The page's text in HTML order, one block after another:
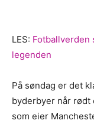
LES: Fotballverden
legenden
På søndag er det
byderbyer når rødt
som eier